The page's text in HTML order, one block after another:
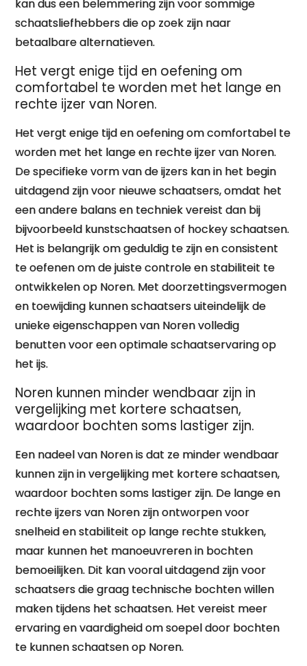
kan dus een belemmering zijn voor sommige
schaatsliefhebbers die op zoek zijn naar
betaalbare alternatieven.
Het vergt enige tijd en oefening om
comfortabel te worden met het lange en
rechte ijzer van Noren.
Het vergt enige tijd en oefening om comfortabel te
worden met het lange en rechte ijzer van Noren.
De specifieke vorm van de ijzers kan in het begin
uitdagend zijn voor nieuwe schaatsers, omdat het
een andere balans en techniek vereist dan bij
bijvoorbeeld kunstschaatsen of hockey schaatsen.
Het is belangrijk om geduldig te zijn en consistent
te oefenen om de juiste controle en stabiliteit te
ontwikkelen op Noren. Met doorzettingsvermogen
en toewijding kunnen schaatsers uiteindelijk de
unieke eigenschappen van Noren volledig
benutten voor een optimale schaatservaring op
het ijs.
Noren kunnen minder wendbaar zijn in
vergelijking met kortere schaatsen,
waardoor bochten soms lastiger zijn.
Een nadeel van Noren is dat ze minder wendbaar
kunnen zijn in vergelijking met kortere schaatsen,
waardoor bochten soms lastiger zijn. De lange en
rechte ijzers van Noren zijn ontworpen voor
snelheid en stabiliteit op lange rechte stukken,
maar kunnen het manoeuvreren in bochten
bemoeilijken. Dit kan vooral uitdagend zijn voor
schaatsers die graag technische bochten willen
maken tijdens het schaatsen. Het vereist meer
ervaring en vaardigheid om soepel door bochten
te kunnen schaatsen op Noren.